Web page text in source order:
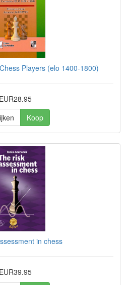
Players (elo 1400-1800)
EUR28.95
Koop
in chess
EUR39.95